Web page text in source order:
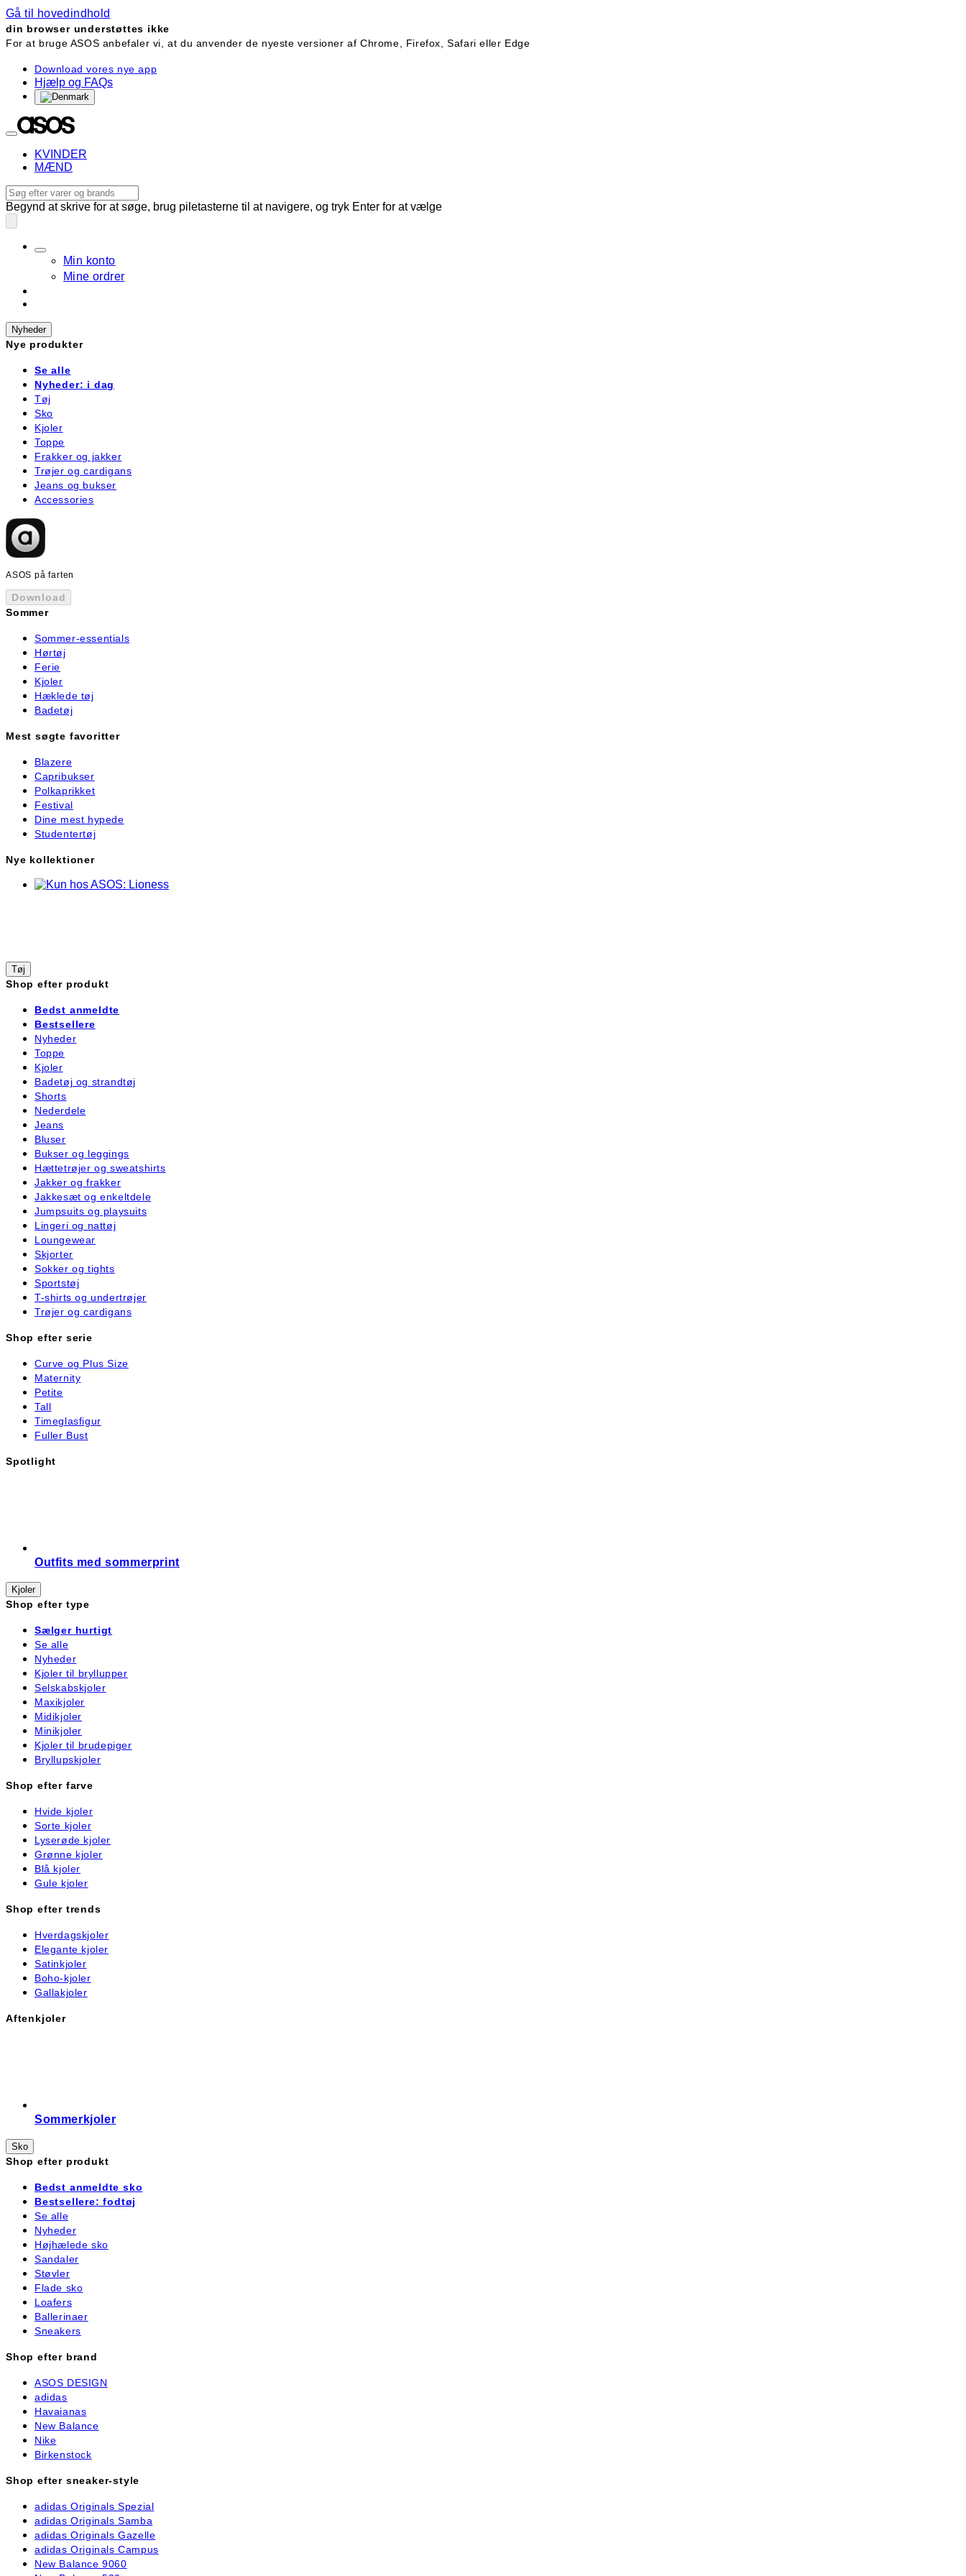
Gå til hovedindhold
din browser understøttes ikke
For at bruge ASOS anbefaler vi, at du anvender de nyeste versioner af Chrome, Firefox, Safari eller Edge
Download vores nye app
Hjælp og FAQs
KVINDER
MÆND
Begynd at skrive for at søge, brug piletasterne til at navigere, og tryk Enter for at vælge
Min konto
Mine ordrer
Nyheder
Nye produkter
Se alle
Nyheder: i dag
Tøj
Sko
Kjoler
Toppe
Frakker og jakker
Trøjer og cardigans
Jeans og bukser
Accessories
ASOS på farten
Download
Sommer
Sommer-essentials
Hørtøj
Ferie
Kjoler
Hæklede tøj
Badetøj
Mest søgte favoritter
Blazere
Capribukser
Polkaprikket
Festival
Dine mest hypede
Studentertøj
Nye kollektioner
Tøj
Shop efter produkt
Bedst anmeldte
Bestsellere
Nyheder
Toppe
Kjoler
Badetøj og strandtøj
Shorts
Nederdele
Jeans
Bluser
Bukser og leggings
Hættetrøjer og sweatshirts
Jakker og frakker
Jakkesæt og enkeltdele
Jumpsuits og playsuits
Lingeri og nattøj
Loungewear
Skjorter
Sokker og tights
Sportstøj
T-shirts og undertrøjer
Trøjer og cardigans
Shop efter serie
Curve og Plus Size
Maternity
Petite
Tall
Timeglasfigur
Fuller Bust
Spotlight
Outfits med sommerprint
Kjoler
Shop efter type
Sælger hurtigt
Se alle
Nyheder
Kjoler til bryllupper
Selskabskjoler
Maxikjoler
Midikjoler
Minikjoler
Kjoler til brudepiger
Bryllupskjoler
Shop efter farve
Hvide kjoler
Sorte kjoler
Lyserøde kjoler
Grønne kjoler
Blå kjoler
Gule kjoler
Shop efter trends
Hverdagskjoler
Elegante kjoler
Satinkjoler
Boho-kjoler
Gallakjoler
Aftenkjoler
Sommerkjoler
Sko
Shop efter produkt
Bedst anmeldte sko
Bestsellere: fodtøj
Se alle
Nyheder
Højhælede sko
Sandaler
Støvler
Flade sko
Loafers
Ballerinaer
Sneakers
Shop efter brand
ASOS DESIGN
adidas
Havaianas
New Balance
Nike
Birkenstock
Shop efter sneaker-style
adidas Originals Spezial
adidas Originals Samba
adidas Originals Gazelle
adidas Originals Campus
New Balance 9060